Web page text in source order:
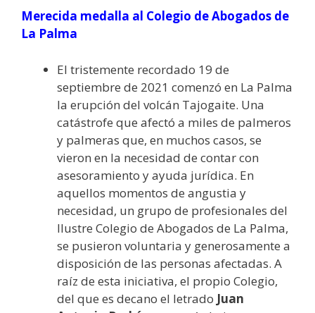
Merecida medalla al Colegio de Abogados de
La Palma
El tristemente recordado 19 de
septiembre de 2021 comenzó en La Palma
la erupción del volcán Tajogaite. Una
catástrofe que afectó a miles de palmeros
y palmeras que, en muchos casos, se
vieron en la necesidad de contar con
asesoramiento y ayuda jurídica. En
aquellos momentos de angustia y
necesidad, un grupo de profesionales del
Ilustre Colegio de Abogados de La Palma,
se pusieron voluntaria y generosamente a
disposición de las personas afectadas. A
raíz de esta iniciativa, el propio Colegio,
del que es decano el letrado Juan